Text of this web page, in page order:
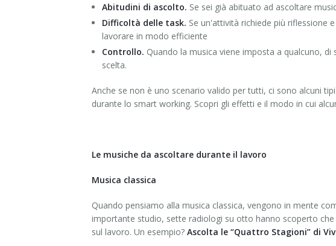
Abitudini di ascolto. Se sei già abituato ad ascoltare
Difficoltà delle task. Se un'attività richiede più riflessione
lavorare in modo efficiente
Controllo. Quando la musica viene imposta a qualcuno,
scelta.
Anche se non è uno scenario valido per tutti, ci sono alcuni
durante lo smart working. Scopri gli effetti e il modo in cui
Le musiche da ascoltare durante il lavoro
Musica classica
Quando pensiamo alla musica classica, vengono in mente
importante studio, sette radiologi su otto hanno scoperto
sul lavoro. Un esempio? Ascolta le “Quattro Stagioni” di